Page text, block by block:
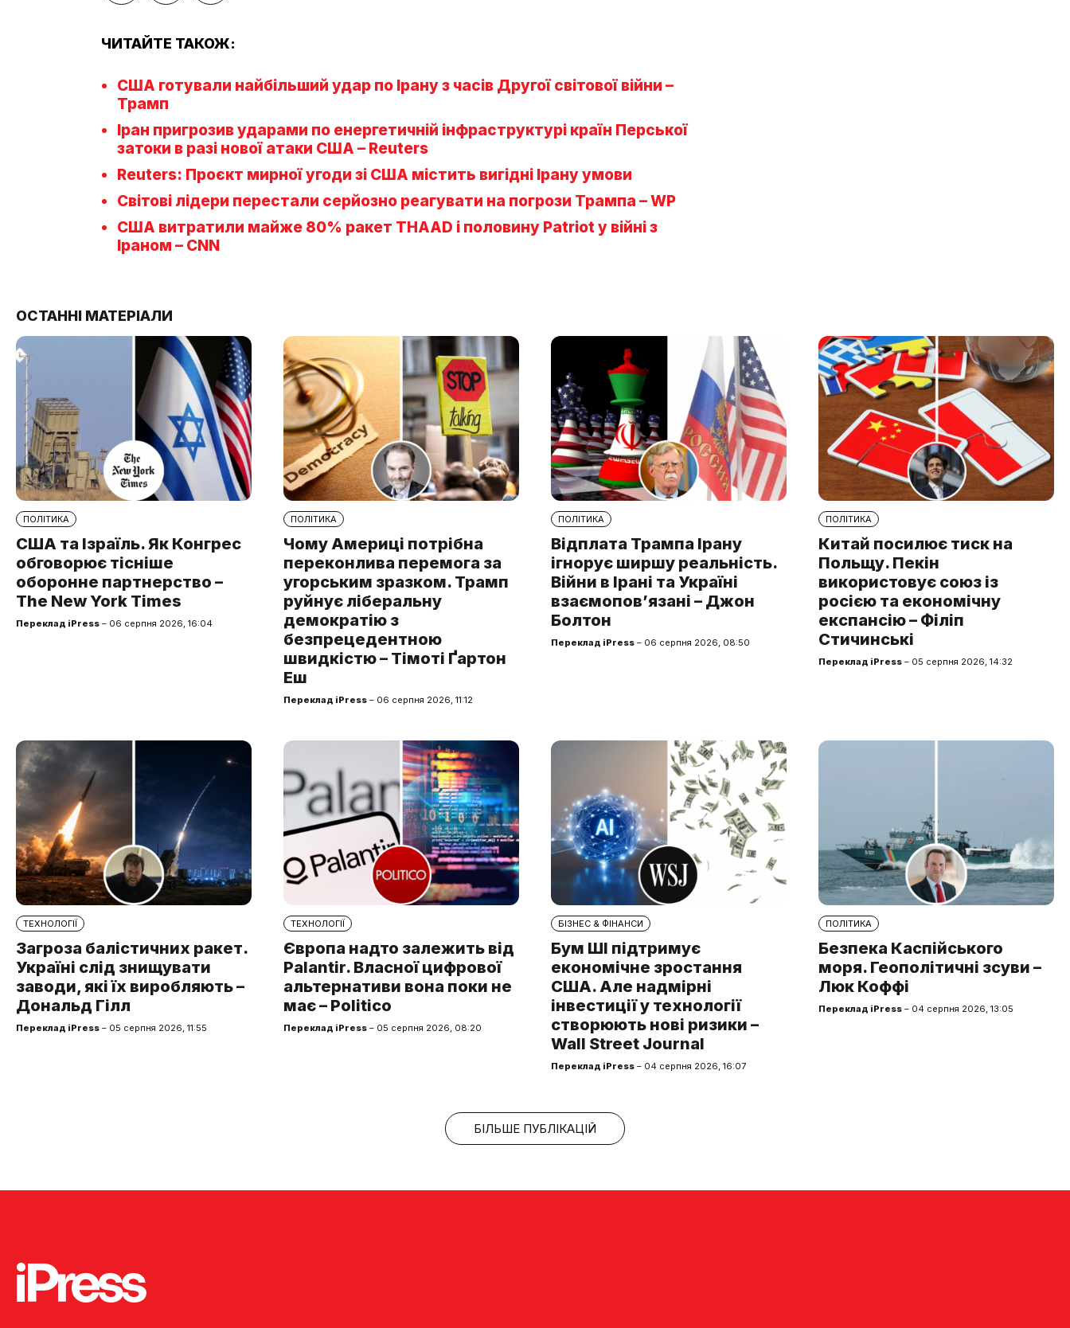
ЧИТАЙТЕ ТАКОЖ:
США готували найбільший удар по Ірану з часів Другої світової війни –
Трамп
Іран пригрозив ударами по енергетичній інфраструктурі країн Перської
затоки в разі нової атаки США – Reuters
Reuters: Проєкт мирної угоди зі США містить вигідні Ірану умови
Світові лідери перестали серйозно реагувати на погрози Трампа – WP
США витратили майже 80% ракет THAAD і половину Patriot у війні з
Іраном – CNN
ОСТАННІ МАТЕРІАЛИ
ПОЛІТИКА
США та Ізраїль. Як Конгрес
обговорює тісніше
оборонне партнерство –
The New York Times
Переклад iPress – 06 серпня 2026, 16:04
ПОЛІТИКА
Чому Америці потрібна
переконлива перемога за
угорським зразком. Трамп
руйнує ліберальну
демократію з
безпрецедентною
швидкістю – Тімоті Ґартон
Еш
Переклад iPress – 06 серпня 2026, 11:12
ПОЛІТИКА
Відплата Трампа Ірану
ігнорує ширшу реальність.
Війни в Ірані та Україні
взаємопов’язані – Джон
Болтон
Переклад iPress – 06 серпня 2026, 08:50
ПОЛІТИКА
Китай посилює тиск на
Польщу. Пекін
використовує союз із
росією та економічну
експансію – Філіп
Стичинські
Переклад iPress – 05 серпня 2026, 14:32
ТЕХНОЛОГІЇ
Загроза балістичних ракет.
Україні слід знищувати
заводи, які їх виробляють –
Дональд Гілл
Переклад iPress – 05 серпня 2026, 11:55
ТЕХНОЛОГІЇ
Європа надто залежить від
Palantir. Власної цифрової
альтернативи вона поки не
має – Politico
Переклад iPress – 05 серпня 2026, 08:20
БІЗНЕС & ФІНАНСИ
Бум ШІ підтримує
економічне зростання
США. Але надмірні
інвестиції у технології
створюють нові ризики –
Wall Street Journal
Переклад iPress – 04 серпня 2026, 16:07
ПОЛІТИКА
Безпека Каспійського
моря. Геополітичні зсуви –
Люк Коффі
Переклад iPress – 04 серпня 2026, 13:05
БІЛЬШЕ ПУБЛІКАЦІЙ